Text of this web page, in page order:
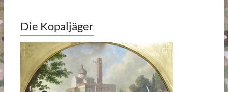
Die Kopaljäger